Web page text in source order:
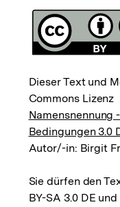
Dieser Text und
Commons Lizenz
Namensnennung
Bedingungen 3.0
Autor/-in: Birgit
Sie dürfen den
BY-SA 3.0 DE